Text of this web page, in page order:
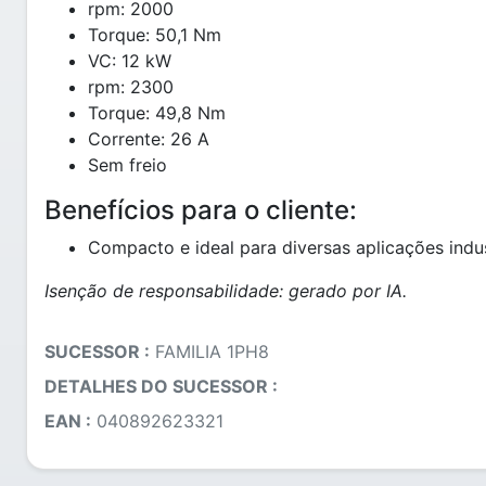
rpm: 2000
Torque: 50,1 Nm
VC: 12 kW
rpm: 2300
Torque: 49,8 Nm
Corrente: 26 A
Sem freio
Benefícios para o cliente:
Compacto e ideal para diversas aplicações
Isenção de responsabilidade: gerado por IA.
SUCESSOR : FAMILIA 1PH8
DETALHES DO SUCESSOR :
EAN : 040892623321